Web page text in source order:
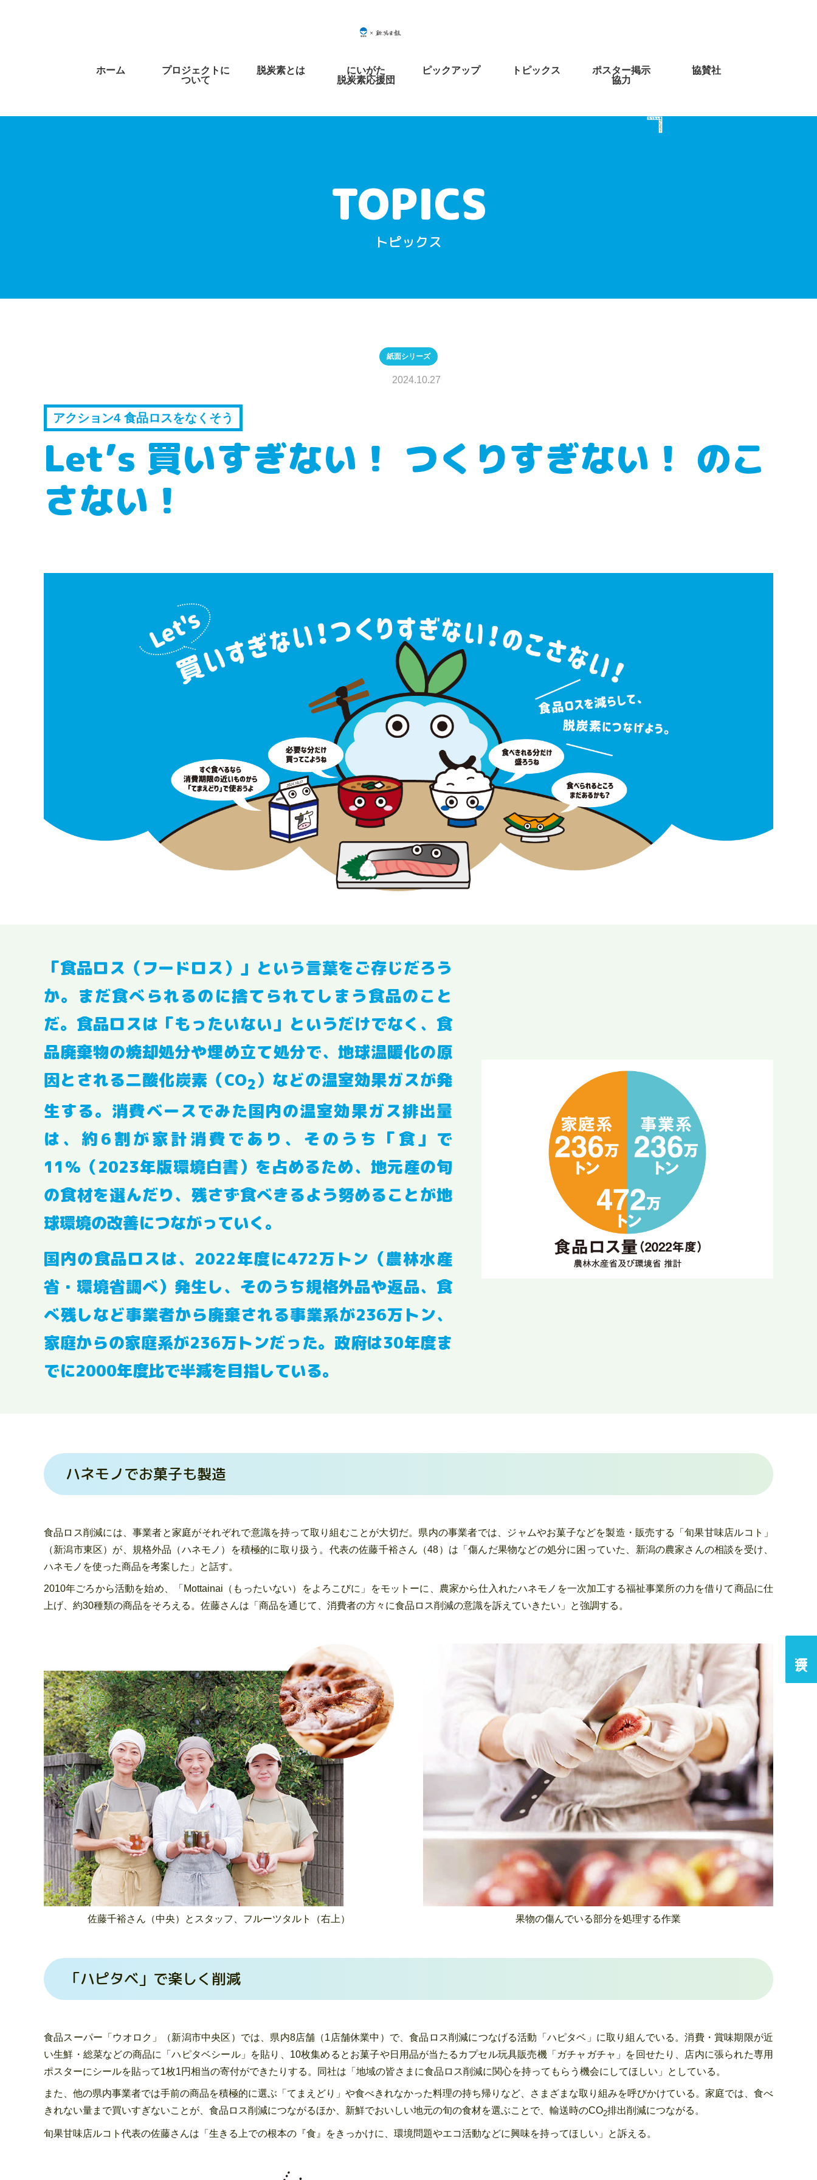
ホーム
プロジェクトに
ついて
脱炭素とは
にいがた
脱炭素応援団
ピックアップ トピックス
ポスター掲示
協力
協賛社
トピックス
紙面シリーズ
2024.10.27
Let’s 買いすぎない！ つくりすぎない！ のこ
さない！
アクション4 食品ロスをなくそう
「食品ロス（フードロス）」という言葉をご存じだろう
か。まだ食べられるのに捨てられてしまう食品のこと
だ。食品ロスは「もったいない」というだけでなく、食
品廃棄物の焼却処分や埋め立て処分で、地球温暖化の原
因とされる二酸化炭素（CO2）などの温室効果ガスが発
生する。消費ベースでみた国内の温室効果ガス排出量
は、約6割が家計消費であり、そのうち「食」で
11％（2023年版環境白書）を占めるため、地元産の旬
の食材を選んだり、残さず食べきるよう努めることが地
球環境の改善につながっていく。
国内の食品ロスは、2022年度に472万トン（農林水産
省・環境省調べ）発生し、そのうち規格外品や返品、食
べ残しなど事業者から廃棄される事業系が236万トン、
家庭からの家庭系が236万トンだった。政府は30年度ま
でに2000年度比で半減を目指している。
ハネモノでお菓子も製造
食品ロス削減には、事業者と家庭がそれぞれで意識を持って取り組むことが大切だ。県内の事業者では、ジャムやお菓子などを製造・販売する「旬果甘味店ルコト」
（新潟市東区）が、規格外品（ハネモノ）を積極的に取り扱う。代表の佐藤千裕さん（48）は「傷んだ果物などの処分に困っていた、新潟の農家さんの相談を受け、
ハネモノを使った商品を考案した」と話す。
2010年ごろから活動を始め、「Mottainai（もったいない）をよろこびに」をモットーに、農家から仕入れたハネモノを一次加工する福祉事業所の力を借りて商品に仕
上げ、約30種類の商品をそろえる。佐藤さんは「商品を通じて、消費者の方々に食品ロス削減の意識を訴えていきたい」と強調する。
佐藤千裕さん（中央）とスタッフ、 フルーツタルト（右上） 果物の傷んでいる部分を処理する作業
「ハピタベ」で楽しく削減
食品スーパー「ウオロク」（新潟市中央区）では、県内8店舗（1店舗休業中）で、食品ロス削減につなげる活動「ハピタベ」に取り組んでいる。消費・賞味期限が近
い生鮮・総菜などの商品に「ハピタベシール」を貼り、10枚集めるとお菓子や日用品が当たるカプセル玩具販売機「ガチャガチャ」を回せたり、店内に張られた専用
ポスターにシールを貼って1枚1円相当の寄付ができたりする。同社は「地域の皆さまに食品ロス削減に関心を持ってもらう機会にしてほしい」としている。
また、他の県内事業者では手前の商品を積極的に選ぶ「てまえどり」や食べきれなかった料理の持ち帰りなど、さまざまな取り組みを呼びかけている。家庭では、食べ
きれない量まで買いすぎないことが、食品ロス削減につながるほか、新鮮でおいしい地元の旬の食材を選ぶことで、輸送時のCO2排出削減につながる。
旬果甘味店ルコト代表の佐藤さんは「生きる上での根本の『食』をきっかけに、環境問題やエコ活動などに興味を持ってほしい」と訴える。